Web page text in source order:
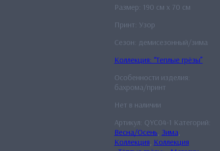
Размер: 190 см x 70 см
Принт: Узор
Сезон: демисезонный/зима
Коллекция: “Теплые грёзы”
Особенности изделия:
бахрома/принт
Нет в наличии
Артикул: QYC04-1 Категорий:
Весна/Осень Зима
Коллекция Коллекция